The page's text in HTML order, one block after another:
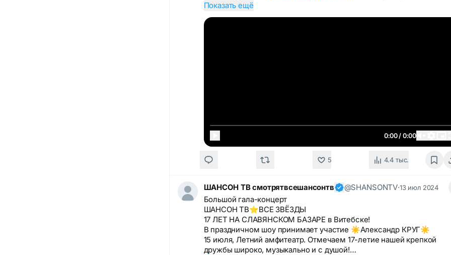
Показать ещё
0:00 / 0:00
5 4.4 тыс.
ШАНСОН ТВ смотрятвсешансонтв @SHANSONTV·13 июл 2024
Большой гала-концерт
ШАНСОН ТВ⭐️ВСЕ ЗВЁЗДЫ
17 ЛЕТ НА СЛАВЯНСКОМ БАЗАРЕ в Витебске!
В праздничном шоу принимает участие ☀️Александр КРУГ☀️
15 июля, Летний амфитеатр. Отмечаем 17-летие нашей крепкой
дружбы широко, музыкально и с душой!…